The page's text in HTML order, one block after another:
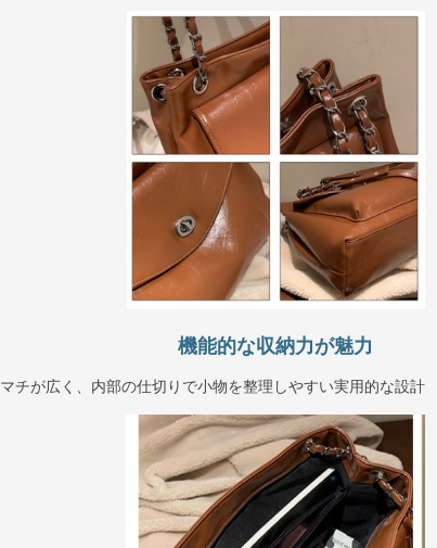
機能的な収納力が魅力
マチが広く、内部の仕切りで小物を整理しやすい実用的な設計